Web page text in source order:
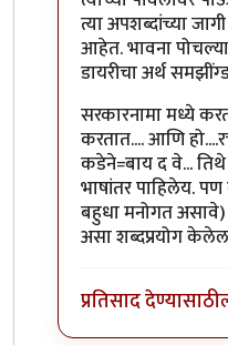
त्या अपशब्दांच्या
आहेत. भावना
डायरीचा अर्थ
सरकारनामा मध्ये
करतात.... आणि
कडेने=बाय द वे...
भाषांतर पाहिलेय.
बहुधा मनोगत असावे)
असा शब्दप्रयोग
प्रतिसाद देण्यासाठी